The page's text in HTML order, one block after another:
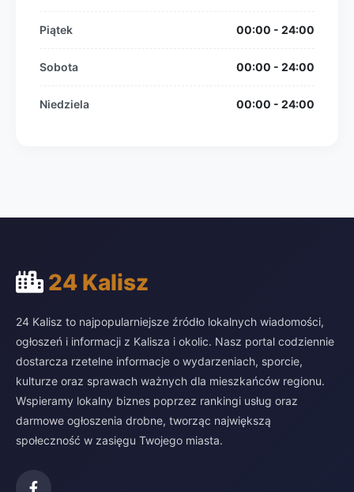
Piątek 00:00 - 24:00
Sobota 00:00 - 24:00
Niedziela 00:00 - 24:00
24 Kalisz
24 Kalisz to najpopularniejsze źródło lokalnych wiadomości,
ogłoszeń i informacji z Kalisza i okolic. Nasz portal codziennie
dostarcza rzetelne informacje o wydarzeniach, sporcie,
kulturze oraz sprawach ważnych dla mieszkańców regionu.
Wspieramy lokalny biznes poprzez rankingi usług oraz
darmowe ogłoszenia drobne, tworząc największą
społeczność w zasięgu Twojego miasta.